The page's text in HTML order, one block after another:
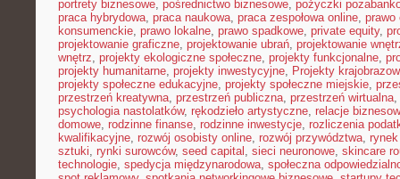
portrety biznesowe, pośrednictwo biznesowe, pożyczki
praca hybrydowa, praca naukowa, praca zespołowa online, prawo
konsumenckie, prawo lokalne, prawo spadkowe, private equity,
projektowanie graficzne, projektowanie ubrań, projektowanie
wnętrz, projekty ekologiczne społeczne, projekty funkcjonalne,
projekty humanitarne, projekty inwestycyjne, Projekty
projekty społeczne edukacyjne, projekty społeczne miejskie,
przestrzeń kreatywna, przestrzeń publiczna, przestrzeń wirtualna,
psychologia nastolatków, rękodzieło artystyczne, relacje
domowe, rodzinne finanse, rodzinne inwestycje, rozliczenia
kwalifikacyjne, rozwój osobisty online, rozwój przywództwa,
sztuki, rynki surowców, seed capital , sieci neuronowe, skincare
technologie, spedycja międzynarodowa, społeczna